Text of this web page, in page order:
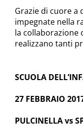
Grazie di cuore a
impegnate nella
la collaborazione
realizzano tanti
SCUOLA
27 FEBBRAIO
PULCINELLA vs